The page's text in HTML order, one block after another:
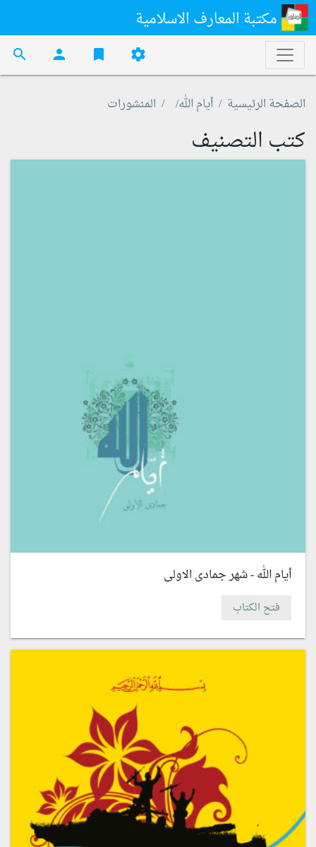
مكتبة المعارف الاسلامية
settings
bookmark
person
search
الصفحة الرئيسية أيام الله/ المنشورات
كتب التصنيف
أيام الله - شهر جمادى الاولى
فتح الكتاب